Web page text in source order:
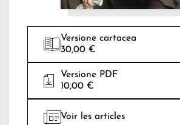
Versione cartacea
30,00 €
Versione PDF
10,00 €
Voir les articles